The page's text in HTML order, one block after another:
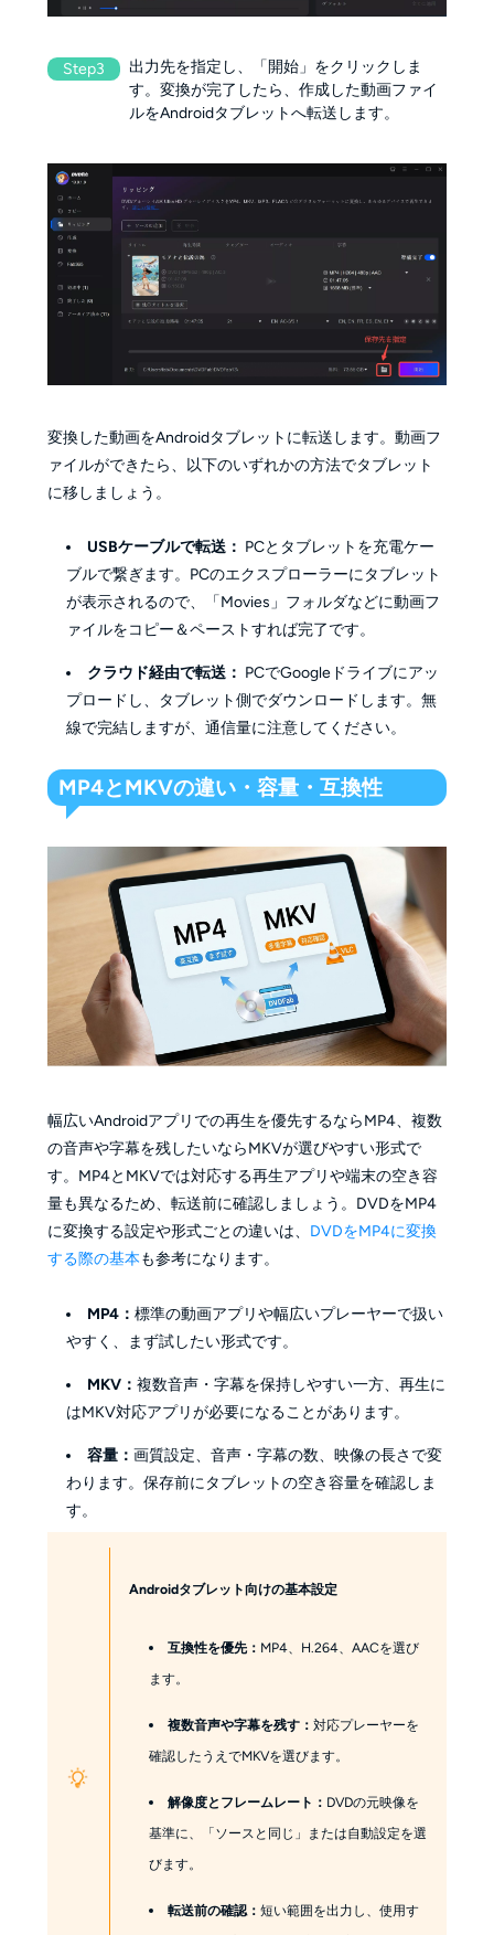
Step3
出力先を指定し、「開始」をクリックしま
す。変換が完了したら、作成した動画ファイ
ルをAndroidタブレットへ転送します。
変換した動画をAndroidタブレットに転送します。動画フ
ァイルができたら、以下のいずれかの方法でタブレット
に移しましょう。
USBケーブルで転送： PCとタブレットを充電ケー
ブルで繋ぎます。PCのエクスプローラーにタブレット
が表示されるので、「Movies」フォルダなどに動画フ
ァイルをコピー＆ペーストすれば完了です。
クラウド経由で転送： PCでGoogleドライブにアッ
プロードし、タブレット側でダウンロードします。無
線で完結しますが、通信量に注意してください。
MP4とMKVの違い・容量・互換性
幅広いAndroidアプリでの再生を優先するならMP4、複数
の音声や字幕を残したいならMKVが選びやすい形式で
す。MP4とMKVでは対応する再生アプリや端末の空き容
量も異なるため、転送前に確認しましょう。DVDをMP4
に変換する設定や形式ごとの違いは、 DVDをMP4に変換
する際の基本も参考になります。
MP4：標準の動画アプリや幅広いプレーヤーで扱い
やすく、まず試したい形式です。
MKV：複数音声・字幕を保持しやすい一方、再生に
はMKV対応アプリが必要になることがあります。
容量：画質設定、音声・字幕の数、映像の長さで変
わります。保存前にタブレットの空き容量を確認しま
す。
Androidタブレット向けの基本設定
互換性を優先： MP4、H.264、AACを選び
ます。
複数音声や字幕を残す： 対応プレーヤーを
確認したうえでMKVを選びます。
解像度とフレームレート： DVDの元映像を
基準に、「ソースと同じ」または自動設定を選
びます。
転送前の確認： 短い範囲を出力し、使用す